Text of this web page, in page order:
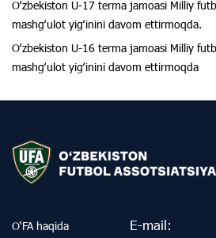
Oʻzbekiston U-17 terma jamoasi Milliy
mashgʻulot yigʻinini davom ettirmoqda.
Oʻzbekiston U-16 terma jamoasi Milliy
mashgʻulot yigʻinini davom ettirmoqda
O‘FA haqida
E-mail: